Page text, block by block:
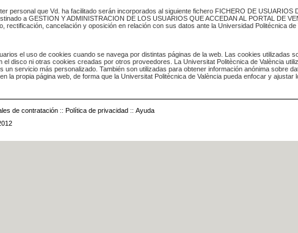
personal que Vd. ha facilitado serán incorporados al siguiente fichero FICHERO DE USUARIOS
a GESTION Y ADMINISTRACION DE LOS USUARIOS QUE ACCEDAN AL PORTAL DE
rectificación, cancelación y oposición en relación con sus datos ante la Universidad Politécnica de
el uso de cookies cuando se navega por distintas páginas de la web. Las cookies utilizadas
el disco ni otras cookies creadas por otros proveedores. La Universitat Politècnica de València
un servicio más personalizado. También son utilizadas para obtener información anónima sobre
la propia página web, de forma que la Universitat Politècnica de València pueda enfocar y
de contratación :: Política de privacidad :: Ayuda